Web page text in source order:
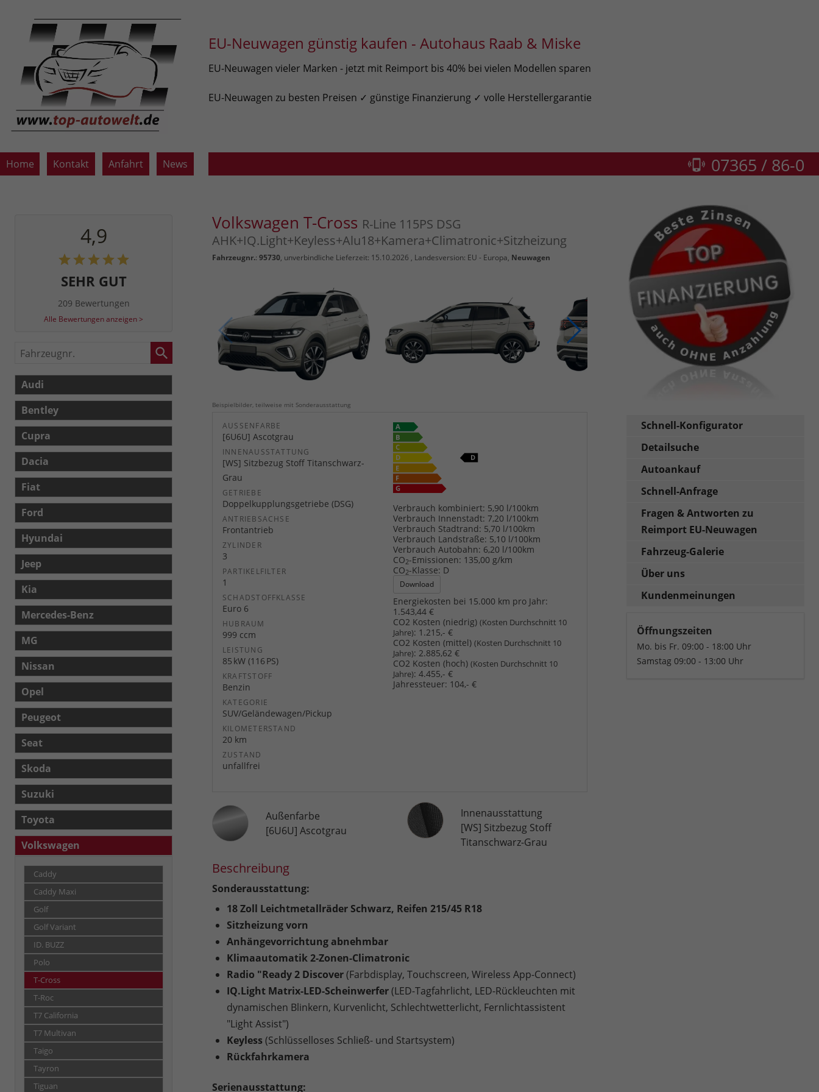
EU-Neuwagen günstig kaufen - Autohaus Raab & Miske
EU-Neuwagen vieler Marken - jetzt mit Reimport bis 40% bei vielen Modellen sparen
EU-Neuwagen zu besten Preisen ✓ günstige Finanzierung ✓ volle Herstellergarantie
Home Kontakt Anfahrt News 07365 / 86-0
Volkswagen T-Cross R-Line 115PS DSG
AHK+IQ.Light+Keyless+Alu18+Kamera+Climatronic+Sitzheizung
Fahrzeugnr.: 95730, unverbindliche Lieferzeit: 15.10.2026 , Landesversion: EU - Europa, Neuwagen
Beispielbilder, teilweise mit Sonderausstattung
AUSSENFARBE
[6U6U] Ascotgrau
INNENAUSSTATTUNG
[WS] Sitzbezug Stoff Titanschwarz-
Grau
GETRIEBE
Doppelkupplungsgetriebe (DSG)
ANTRIEBSACHSE
Frontantrieb
ZYLINDER
3
PARTIKELFILTER
1
SCHADSTOFFKLASSE
Euro 6
HUBRAUM
999 ccm
LEISTUNG
85 kW (116 PS)
KRAFTSTOFF
Benzin
KATEGORIE
SUV/Geländewagen/Pickup
KILOMETERSTAND
20 km
ZUSTAND
unfallfrei
Verbrauch kombiniert: 5,90 l/100km
Verbrauch Innenstadt: 7,20 l/100km
Verbrauch Stadtrand: 5,70 l/100km
Verbrauch Landstraße: 5,10 l/100km
Verbrauch Autobahn: 6,20 l/100km
CO2-Emissionen: 135,00 g/km
CO2-Klasse: D
Download
Energiekosten bei 15.000 km pro Jahr:
1.543,44 €
CO2 Kosten (niedrig)(Kosten Durchschnitt 10
Jahre): 1.215,- €
CO2 Kosten (mittel)(Kosten Durchschnitt 10
Jahre): 2.885,62 €
CO2 Kosten (hoch)(Kosten Durchschnitt 10
Jahre): 4.455,- €
Jahressteuer: 104,- €
Außenfarbe
[6U6U] Ascotgrau
InnenausstattungInnenausstattung
[WS] Sitzbezug Stoff
Titanschwarz-Grau
Beschreibung
Sonderausstattung:
18 Zoll Leichtmetallräder Schwarz, Reifen 215/45 R18
Sitzheizung vorn
Anhängevorrichtung abnehmbar
Klimaautomatik 2-Zonen-Climatronic
Radio "Ready 2 Discover(Farbdisplay, Touchscreen, Wireless App-Connect)
IQ.Light Matrix-LED-Scheinwerfer(LED-Tagfahrlicht, LED-Rückleuchten mit
dynamischen Blinkern, Kurvenlicht, Schlechtwetterlicht, Fernlichtassistent
"Light Assist")
Keyless(Schlüsselloses Schließ- und Startsystem)
Rückfahrkamera
Serienausstattung:
4,9
SEHR GUT
209 Bewertungen
Alle Bewertungen anzeigen >
Fahrzeugnr.
Audi
Bentley
Cupra
Dacia
Fiat
Ford
Hyundai
Jeep
Kia
Mercedes-Benz
MG
Nissan
Opel
Peugeot
Seat
Skoda
Suzuki
Toyota
Volkswagen
Caddy
Caddy Maxi
Golf
Golf Variant
ID. BUZZ
Polo
T-Cross
T-Roc
T7 California
T7 Multivan
Taigo
Tayron
Tiguan
Schnell-Konfigurator
Detailsuche
Autoankauf
Schnell-Anfrage
Fragen & Antworten zu
Reimport EU-Neuwagen
Fahrzeug-Galerie
Über uns
Kundenmeinungen
Öffnungszeiten
Mo. bis Fr. 09:00 - 18:00 Uhr
Samstag 09:00 - 13:00 Uhr